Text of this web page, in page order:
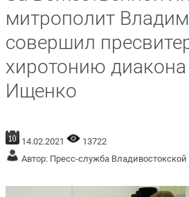
митрополит
совершил
хиротонию
Ищенко
14.02.2021
13722
Автор: Пресс-служба Владивостокской